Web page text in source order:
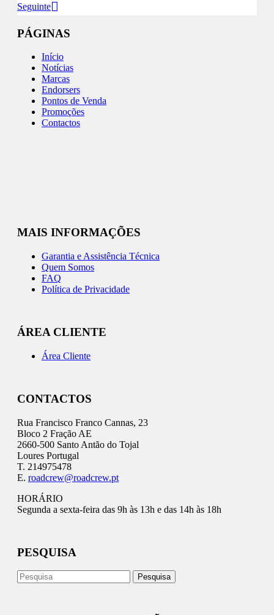
Seguinte
PÁGINAS
Início
Notícias
Marcas
Endorsers
Pontos de Venda
Promoções
Contactos
MAIS INFORMAÇÕES
Garantia e Assistência Técnica
Quem Somos
FAQ
Política de Privacidade
ÁREA CLIENTE
Área Cliente
CONTACTOS
Rua Francisco Franco Cannas, 23
Bloco 2 Fração AE
2660-500 Santo Antão do Tojal
Loures Portugal
T. 214975478
E. roadcrew@roadcrew.pt
HORÁRIO
Segunda a sexta-feira das 9h às 13h e das 14h às 18h
PESQUISA